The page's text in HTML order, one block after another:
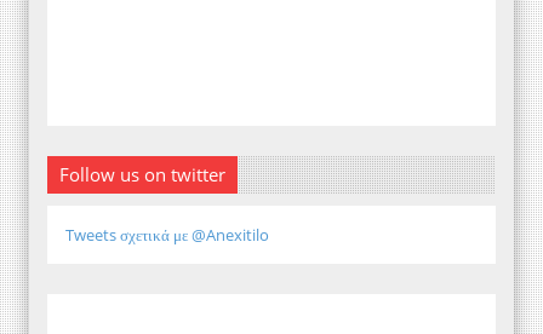
Follow us on twitter
Tweets σχετικά με @Anexitilo